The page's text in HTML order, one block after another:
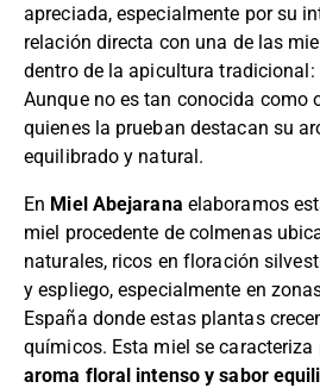
apreciada, especialmente por su
relación directa con una de las
dentro de la apicultura
Aunque no es tan conocida como
quienes la prueban destacan su
equilibrado y natural.
En Miel Abejarana elaboramos
miel procedente de colmenas
naturales, ricos en floración
y espliego, especialmente en
España donde estas plantas
químicos. Esta miel se
aroma floral intenso y sabor